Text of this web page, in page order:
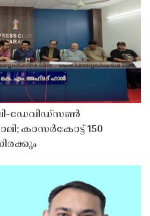
ഡേവിഡ്‌സൺ
കാസർകോട്ട് 150